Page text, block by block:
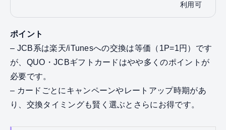
利用可
ポイント
– JCB系は楽天/iTunesへの交換は等価（1P=1円）です
が、QUO・JCBギフトカードはやや多くのポイントが
必要です。
– カードごとにキャンペーンやレートアップ時期があ
り、交換タイミングも賢く選ぶとさらにお得です。